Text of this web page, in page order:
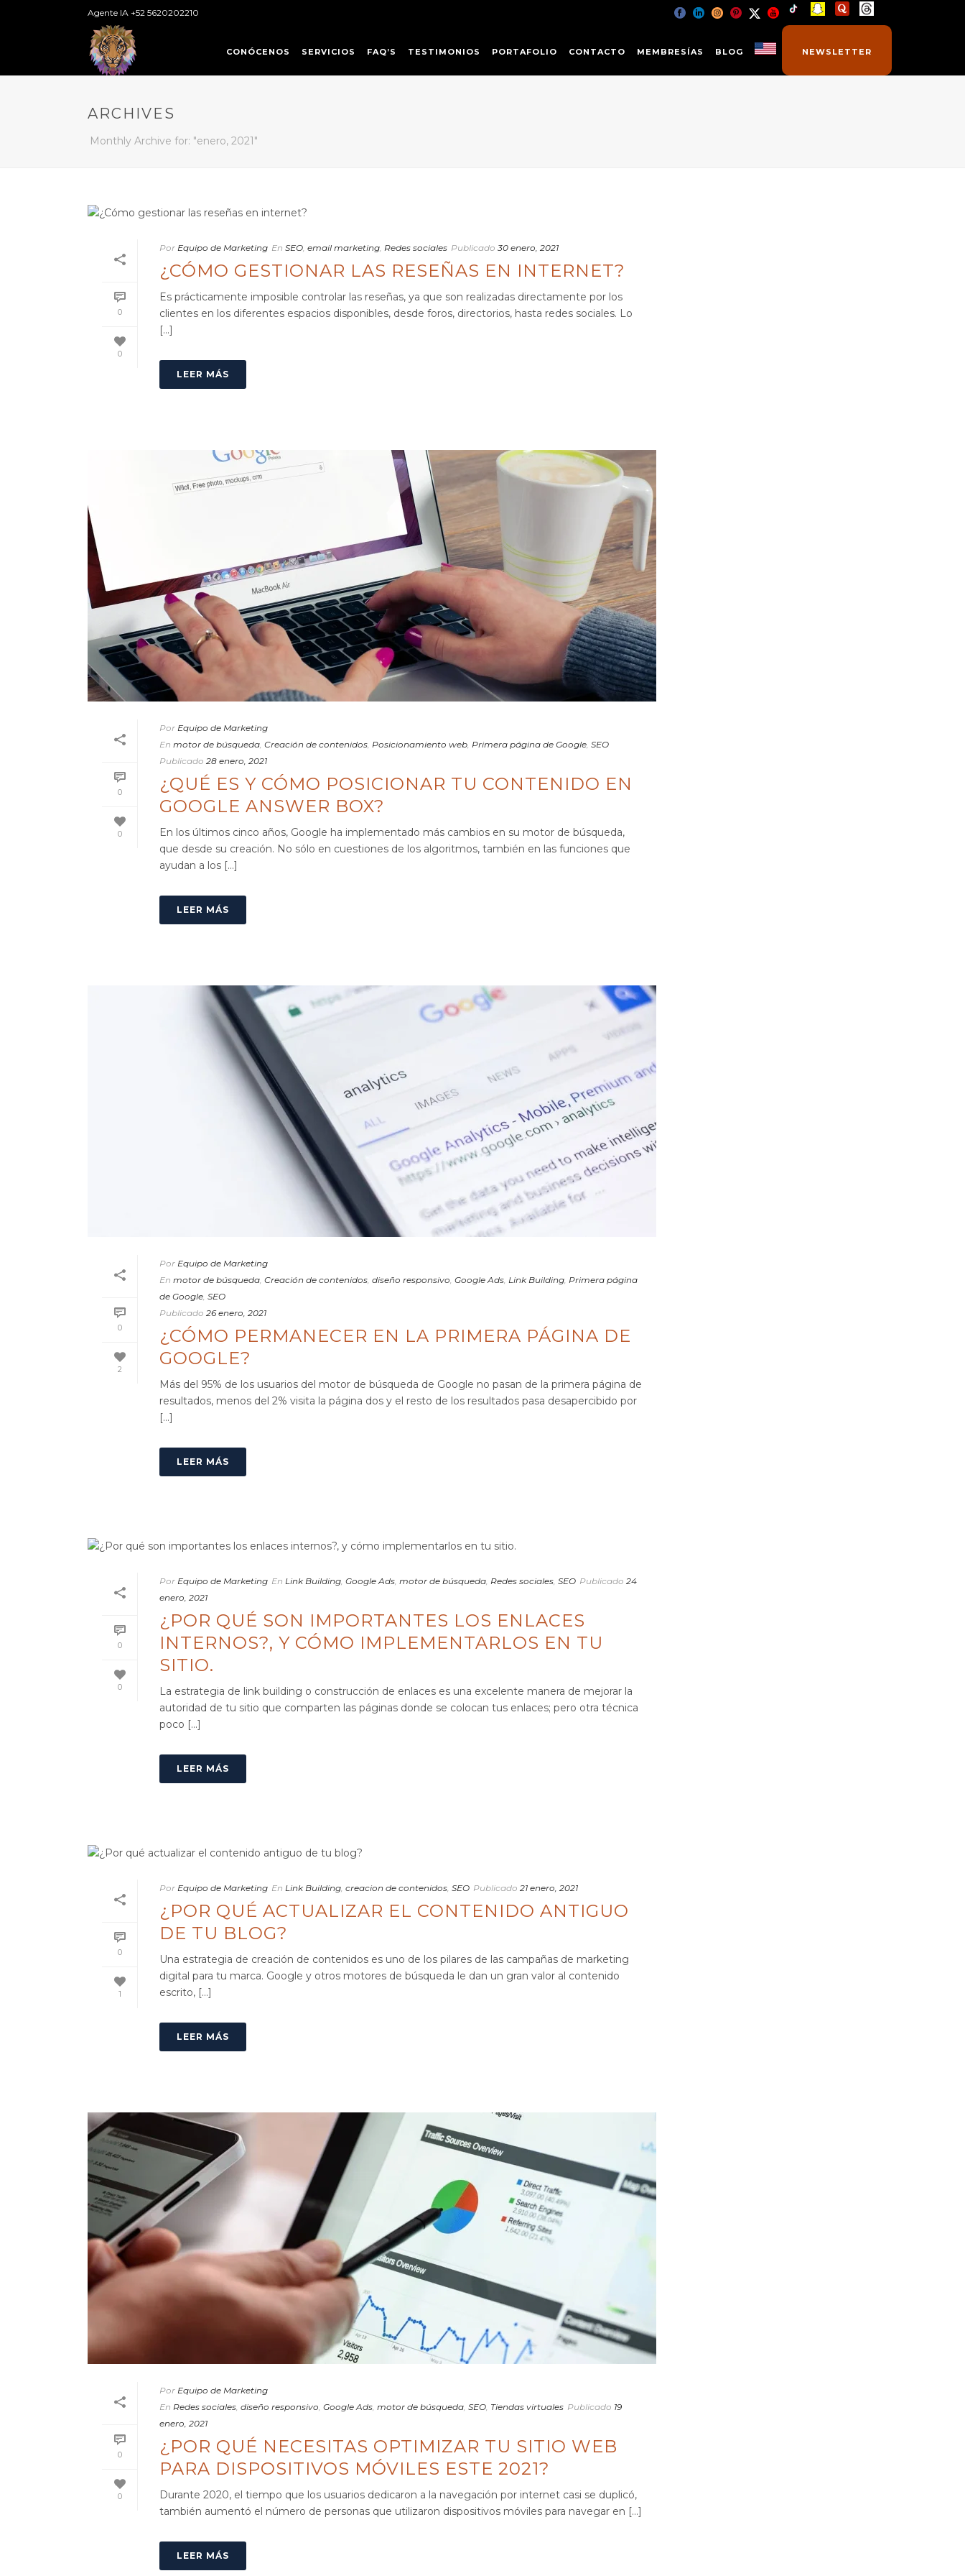
Agente IA +52 5620202210
CONÓCENOS SERVICIOS FAQ’S TESTIMONIOS PORTAFOLIO CONTACTO MEMBRESÍAS BLOG NEWSLETTER
ARCHIVES
Monthly Archive for: "enero, 2021"
0
0
Por Equipo de Marketing En SEO email marketing Redes sociales Publicado 30 enero, 2021
¿CÓMO GESTIONAR LAS RESEÑAS EN INTERNET?
Es prácticamente imposible controlar las reseñas, ya que son realizadas directamente por los
clientes en los diferentes espacios disponibles, desde foros, directorios, hasta redes sociales. Lo
[...]
LEER MÁS
0
0
Por Equipo de Marketing
En motor de búsqueda Creación de contenidos Posicionamiento web Primera página de Google SEO
Publicado 28 enero, 2021
¿QUÉ ES Y CÓMO POSICIONAR TU CONTENIDO EN
GOOGLE ANSWER BOX?
En los últimos cinco años, Google ha implementado más cambios en su motor de búsqueda,
que desde su creación. No sólo en cuestiones de los algoritmos, también en las funciones que
ayudan a los [...]
LEER MÁS
0
2
Por Equipo de Marketing
En motor de búsqueda Creación de contenidos diseño responsivo Google Ads Link Building Primera página
de Google SEO
Publicado 26 enero, 2021
¿CÓMO PERMANECER EN LA PRIMERA PÁGINA DE
GOOGLE?
Más del 95% de los usuarios del motor de búsqueda de Google no pasan de la primera página de
resultados, menos del 2% visita la página dos y el resto de los resultados pasa desapercibido por
[...]
LEER MÁS
0
0
Por Equipo de Marketing En Link Building Google Ads motor de búsqueda Redes sociales SEO Publicado 24
enero, 2021
¿POR QUÉ SON IMPORTANTES LOS ENLACES
INTERNOS?, Y CÓMO IMPLEMENTARLOS EN TU
SITIO.
La estrategia de link building o construcción de enlaces es una excelente manera de mejorar la
autoridad de tu sitio que comparten las páginas donde se colocan tus enlaces; pero otra técnica
poco [...]
LEER MÁS
0
1
Por Equipo de Marketing En Link Building creacion de contenidos SEO Publicado 21 enero, 2021
¿POR QUÉ ACTUALIZAR EL CONTENIDO ANTIGUO
DE TU BLOG?
Una estrategia de creación de contenidos es uno de los pilares de las campañas de marketing
digital para tu marca. Google y otros motores de búsqueda le dan un gran valor al contenido
escrito, [...]
LEER MÁS
0
0
Por Equipo de Marketing
En Redes sociales diseño responsivo Google Ads motor de búsqueda SEO Tiendas virtuales Publicado 19
enero, 2021
¿POR QUÉ NECESITAS OPTIMIZAR TU SITIO WEB
PARA DISPOSITIVOS MÓVILES ESTE 2021?
Durante 2020, el tiempo que los usuarios dedicaron a la navegación por internet casi se duplicó,
también aumentó el número de personas que utilizaron dispositivos móviles para navegar en [...]
LEER MÁS